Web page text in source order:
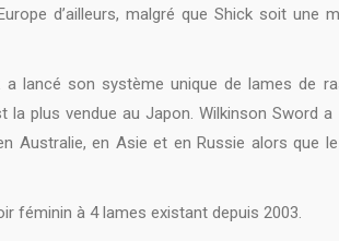
d’ailleurs, malgré que Shick soit une
lancé son système unique de lames de
plus vendue au Japon. Wilkinson Sword a
Australie, en Asie et en Russie alors que
féminin à 4 lames existant depuis 2003.